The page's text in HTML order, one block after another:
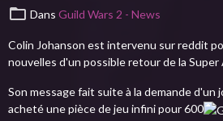
Dans Guild Wars 2 - News
Colin Johanson est intervenu sur reddit
nouvelles d'un possible retour de la Super
Son message fait suite à la demande
acheté une pièce de jeu infini pour 600